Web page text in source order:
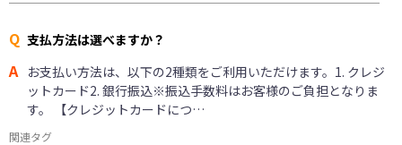
Q 支払方法は選べますか？
A お支払い方法は、以下の2種類をご利用いただけます。1. クレジ
ットカード2. 銀行振込※振込手数料はお客様のご負担となりま
す。 【クレジットカードにつ…
関連タグ